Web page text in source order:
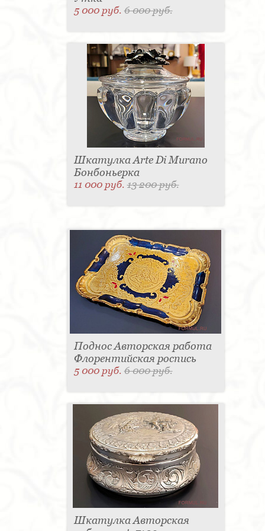
5 000 руб.6 000 руб.
Шкатулка Arte Di Murano
Бонбоньерка
11 000 руб.13 200 руб.
Поднос Авторская работа
Флорентийская роспись
5 000 руб.6 000 руб.
Шкатулка Авторская